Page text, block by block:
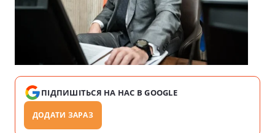
ПІДПИШІТЬСЯ НА НАС В GOOGLE
ДОДАТИ ЗАРАЗ